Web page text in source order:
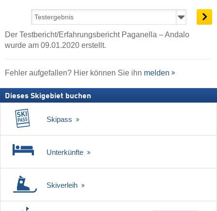
Der Testbericht/Erfahrungsbericht Paganella – Andalo
wurde am 09.01.2020 erstellt.
Fehler aufgefallen? Hier können Sie ihn melden
Dieses Skigebiet buchen
Skipass
Unterkünfte
Skiverleih